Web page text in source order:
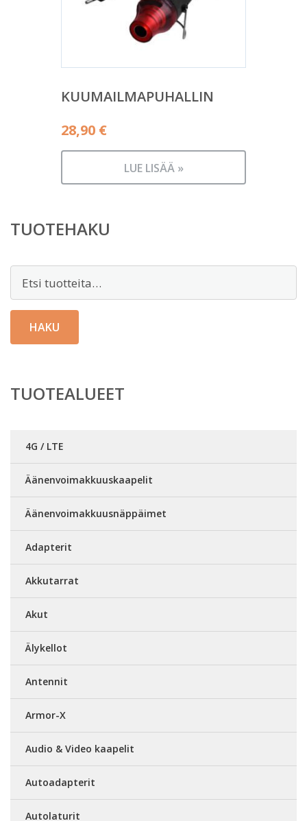
KUUMAILMAPUHALLIN
28,90 €
LUE LISÄÄ »
TUOTEHAKU
HAKU
TUOTEALUEET
4G / LTE
Äänenvoimakkuuskaapelit
Äänenvoimakkuusnäppäimet
Adapterit
Akkutarrat
Akut
Älykellot
Antennit
Armor-X
Audio & Video kaapelit
Autoadapterit
Autolaturit